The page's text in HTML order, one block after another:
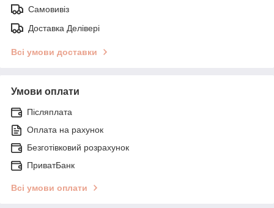
Самовивіз
Доставка Делівері
Всі умови доставки
Умови оплати
Післяплата
Оплата на рахунок
Безготівковий розрахунок
ПриватБанк
Всі умови оплати